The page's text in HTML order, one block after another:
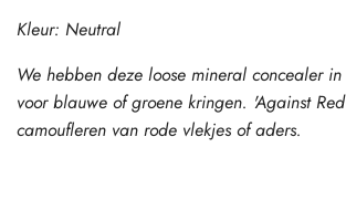
Kleur: Neutral
We hebben deze loose mineral concealer
voor blauwe of groene kringen. 'Against
camoufleren van rode vlekjes of aders.